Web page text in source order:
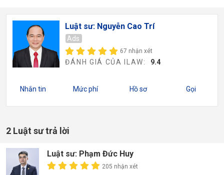
Luật sư: Nguyễn Cao Trí
Ads
67 nhận xét
ĐÁNH GIÁ CỦA ILAW: 9.4
Nhắn tin Mức phí Hồ sơ Gọi
2 Luật sư trả lời
Luật sư: Phạm Đức Huy
205 nhận xét